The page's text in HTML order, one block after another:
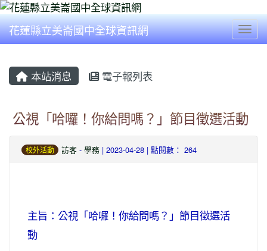
花蓮縣立美崙國中全球資訊網
本站消息 電子報列表
公視「哈囉！你給問嗎？」節目徵選活動
校外活動 訪客 - 學務 | 2023-04-28 | 點閱數： 264
主旨：公視「哈囉！你給問嗎？」節目徵選活
動